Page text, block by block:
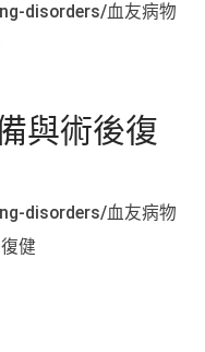
disorders/血友病物
與術後復
disorders/血友病物
健